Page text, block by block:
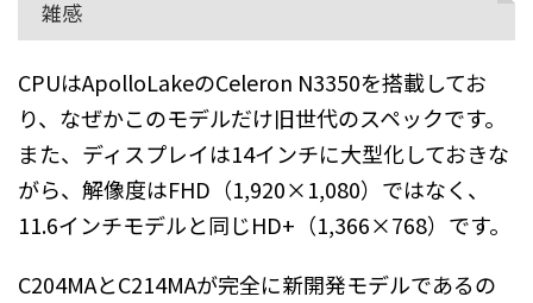
雑感
CPUはApolloLakeのCeleron N3350を搭載してお
り、なぜかこのモデルだけ旧世代のスペックです。
また、ディスプレイは14インチに大型化しておきな
がら、解像度はFHD（1,920×1,080）ではなく、
11.6インチモデルと同じHD+（1,366×768）です。
C204MAとC214MAが完全に新開発モデルであるの